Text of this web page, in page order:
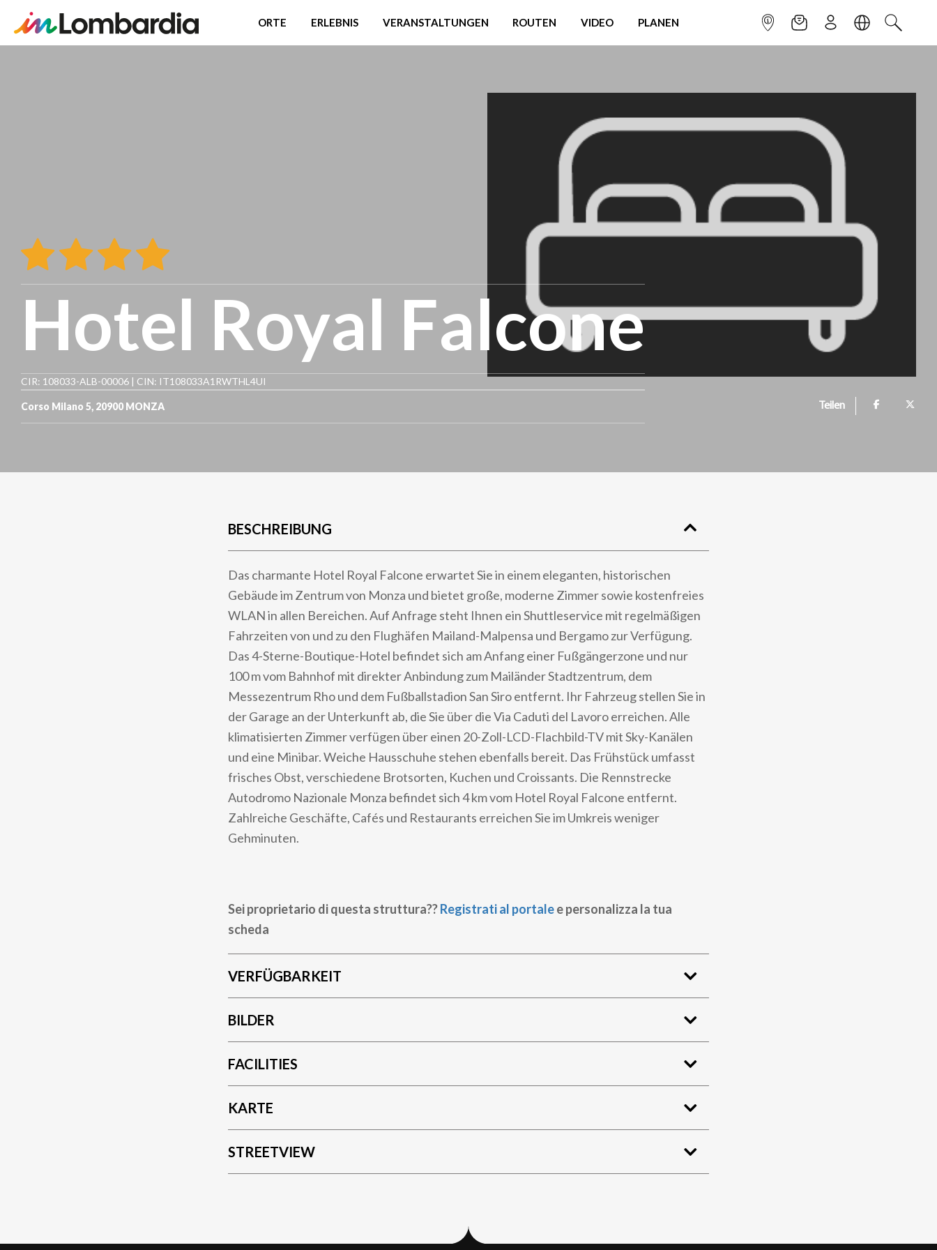
ORTE ERLEBNIS VERANSTALTUNGEN ROUTEN VIDEO PLANEN INFOPUNKTNEWSLETTER
ANMELDENSPRACHESUCHEN
Hotel Royal Falcone
CIR: 108033-ALB-00006 | CIN: IT108033A1RWTHL4UI
Corso Milano 5, 20900 MONZA Teilen
BESCHREIBUNG
Das charmante Hotel Royal Falcone erwartet Sie in einem eleganten, historischen
Gebäude im Zentrum von Monza und bietet große, moderne Zimmer sowie kostenfreies
WLAN in allen Bereichen. Auf Anfrage steht Ihnen ein Shuttleservice mit regelmäßigen
Fahrzeiten von und zu den Flughäfen Mailand-Malpensa und Bergamo zur Verfügung.
Das 4-Sterne-Boutique-Hotel befindet sich am Anfang einer Fußgängerzone und nur
100 m vom Bahnhof mit direkter Anbindung zum Mailänder Stadtzentrum, dem
Messezentrum Rho und dem Fußballstadion San Siro entfernt. Ihr Fahrzeug stellen Sie in
der Garage an der Unterkunft ab, die Sie über die Via Caduti del Lavoro erreichen. Alle
klimatisierten Zimmer verfügen über einen 20-Zoll-LCD-Flachbild-TV mit Sky-Kanälen
und eine Minibar. Weiche Hausschuhe stehen ebenfalls bereit. Das Frühstück umfasst
frisches Obst, verschiedene Brotsorten, Kuchen und Croissants. Die Rennstrecke
Autodromo Nazionale Monza befindet sich 4 km vom Hotel Royal Falcone entfernt.
Zahlreiche Geschäfte, Cafés und Restaurants erreichen Sie im Umkreis weniger
Gehminuten.
Sei proprietario di questa struttura??Registrati al portalee personalizza la tua
scheda
VERFÜGBARKEIT
BILDER
FACILITIES
KARTE
STREETVIEW